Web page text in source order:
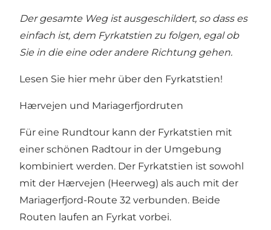
Der gesamte Weg ist ausgeschildert, so dass es
einfach ist, dem Fyrkatstien zu folgen, egal ob
Sie in die eine oder andere Richtung gehen.
Lesen Sie hier mehr über den Fyrkatstien!
Hærvejen und Mariagerfjordruten
Für eine Rundtour kann der Fyrkatstien mit
einer schönen Radtour in der Umgebung
kombiniert werden. Der Fyrkatstien ist sowohl
mit der Hærvejen (Heerweg) als auch mit der
Mariagerfjord-Route 32 verbunden. Beide
Routen laufen an Fyrkat vorbei.